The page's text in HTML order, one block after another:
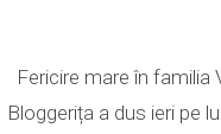
Fericire mare în familia
Bloggerița a dus ieri pe